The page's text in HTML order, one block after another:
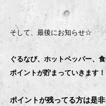
そして、最後にお知らせ☆
ぐるなび、ホットペッパー、
ポイントが貯まっていきます！
ポイントが残ってる方は是